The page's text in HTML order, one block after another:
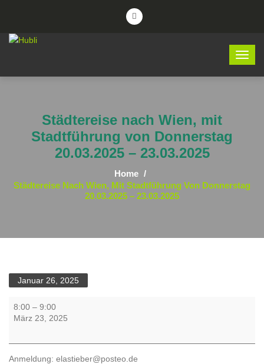
Städtereise nach Wien, mit
Stadtführung von Donnerstag
20.03.2025 – 23.03.2025
Home
Städtereise Nach Wien, Mit Stadtführung Von Donnerstag
20.03.2025 – 23.03.2025
Januar 26, 2025
Städtereise
nach
mit
Stadtführung
8:00 – 9:00
März 23, 2025
Anmeldung: elastieber@posteo.de